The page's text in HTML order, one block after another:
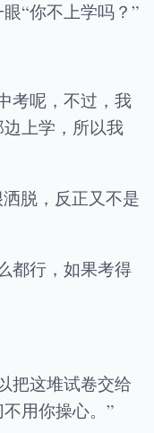
“你不上学吗？”
考呢，不过，我
上学，所以我
脱，反正又不是
都行，如果考得
把这堆试卷交给
用你操心。”